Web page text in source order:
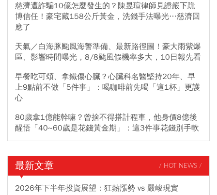
慈濟遭詐騙10億怎麼發生的？陳昱瑄律師見證嚴下跪
博信任！豪宅藏158公斤黃金，洗錢手法曝光…慈濟回
應了
天氣／白海豚颱風海警準備、最新路徑圖！豪大雨紫爆
區、影響時間曝光，8/8颱風假機率多大，10日報先看
早餐吃可頌、拿鐵傷心臟？心臟科名醫堅持20年、早
上9點前不做「5件事」：喝咖啡前先喝「這1杯」更護
心
80歲拿1億能幹嘛？曾捨不得搭計程車，他身價8億後
醒悟「40~60歲是花錢黃金期」：這3件事花錢別手軟
最新文章 / HOT NEWS /
2026年下半年投資展望：狂熱漲勢 vs 嚴峻現實